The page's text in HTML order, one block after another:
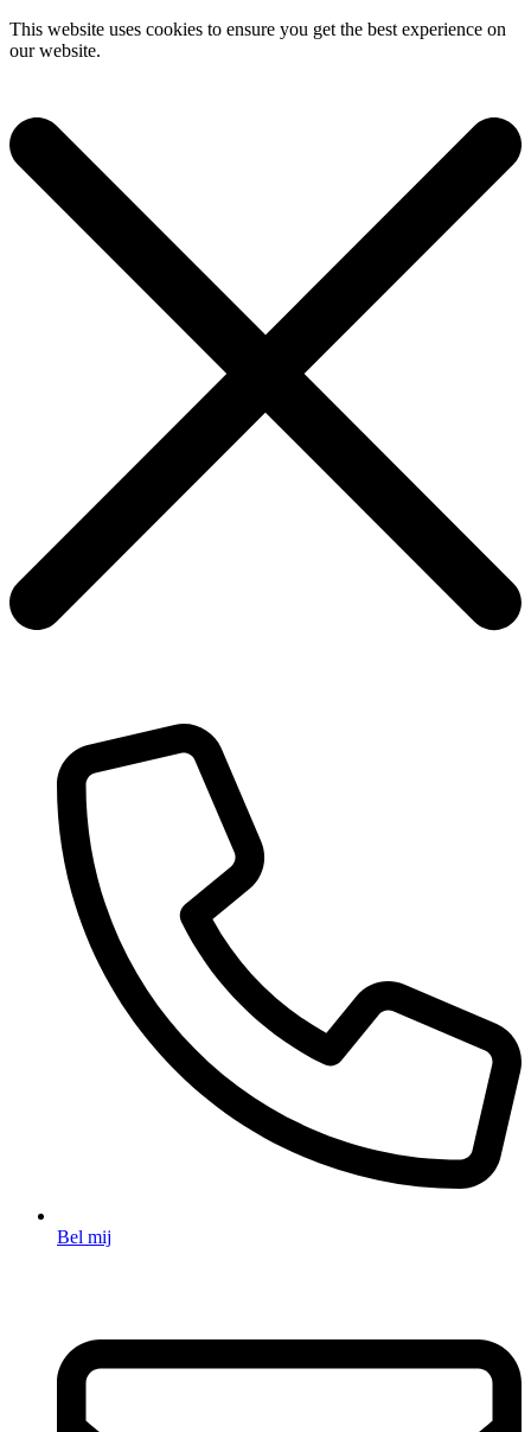
This website uses cookies to ensure you get the best experience on
our website.
Bel mij